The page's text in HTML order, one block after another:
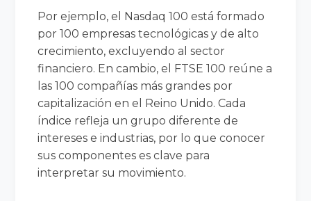
Por ejemplo, el Nasdaq 100 está formado
por 100 empresas tecnológicas y de alto
crecimiento, excluyendo al sector
financiero. En cambio, el FTSE 100 reúne a
las 100 compañías más grandes por
capitalización en el Reino Unido. Cada
índice refleja un grupo diferente de
intereses e industrias, por lo que conocer
sus componentes es clave para
interpretar su movimiento.